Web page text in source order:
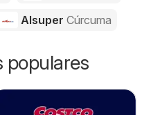
Alsuper Cúrcuma
populares